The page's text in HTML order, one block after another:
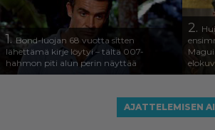
1. Bond-luojan 68 vuotta sitten
lähettämä kirje löytyi – tältä 007-
hahmon piti alun perin näyttää
2.
AJATTELEMISEN